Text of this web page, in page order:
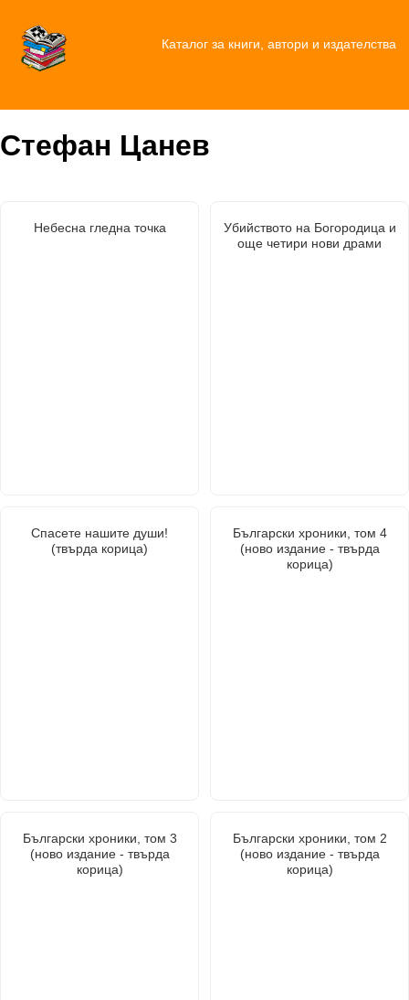
Каталог за книги, автори и издателства
Стефан Цанев
Небесна гледна точка
Убийството на Богородица и
още четири нови драми
Спасете нашите души!
(твърда корица)
Български хроники, том 4
(ново издание - твърда
корица)
Български хроники, том 3
(ново издание - твърда
корица)
Български хроники, том 2
(ново издание - твърда
корица)